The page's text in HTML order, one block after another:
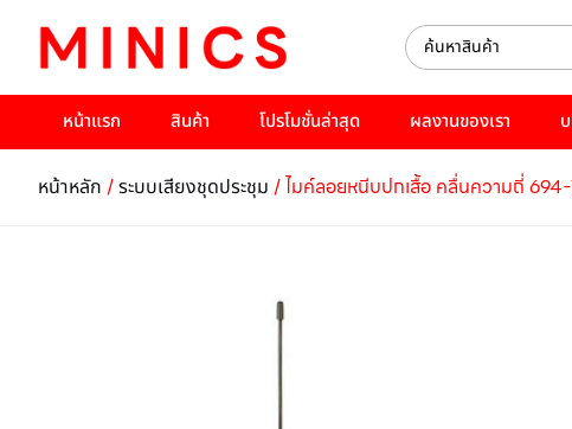
หน้าแรก สินค้า โปรโมชั่นล่าสุด ผลงานของเรา
หน้าหลัก /ระบบเสียงชุดประชุม / ไมค์ลอยหนีบปกเสื้อ คลื่นความถี่